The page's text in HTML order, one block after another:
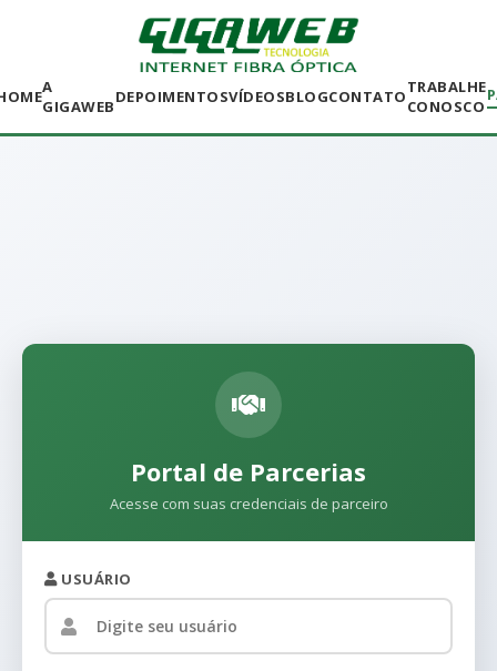
A
GIGAWEBDEPOIMENTOSVÍDEOSBLOGCONTATOTRABALHE
CONOSCO
Portal de Parcerias
Acesse com suas credenciais de parceiro
USUÁRIO